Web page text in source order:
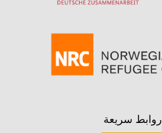
روابط سريعة